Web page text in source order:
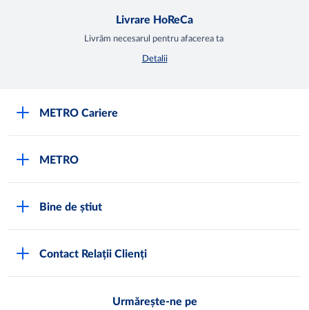
Livrare HoReCa
Livrăm necesarul pentru afacerea ta
Detalii
METRO Cariere
METRO
Bine de știut
Contact Relații Clienți
Urmărește-ne pe